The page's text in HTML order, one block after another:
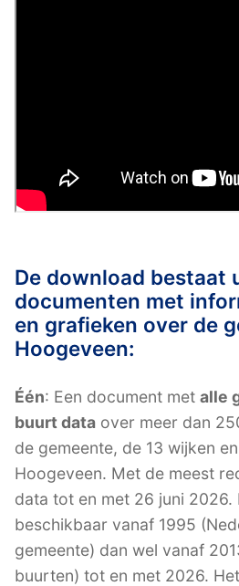
De download bestaat
documenten met
en grafieken over de
Hoogeveen:
Één: Een document met alle
buurt data over meer dan
de gemeente, de 13 wijken
Hoogeveen. Met de meest
data tot en met 26 juni 2026.
beschikbaar vanaf 1995
gemeente) dan wel vanaf
buurten) tot en met 2026.